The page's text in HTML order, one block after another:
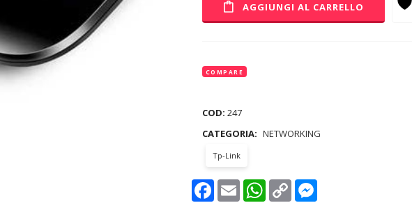
AGGIUNGI AL CARRELLO
COMPARE
COD: 247
CATEGORIA: NETWORKING
Tp-Link
Facebook
Email WhatsApp
Copy
Link